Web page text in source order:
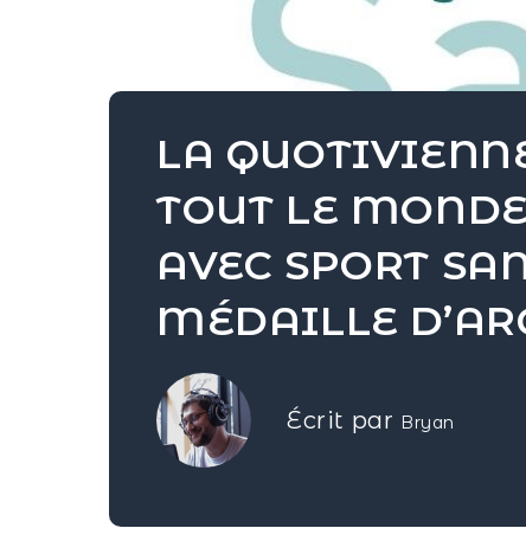
LA
TOUT LE
AVEC SPORT
MÉDAILLE
Écrit par Bryan